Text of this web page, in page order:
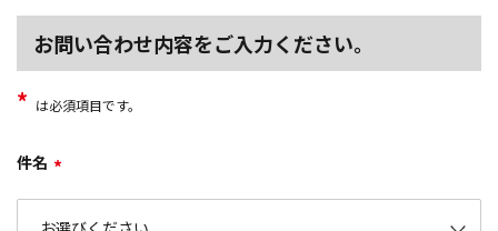
お問い合わせ内容をご入力ください。
* は必須項目です。
件名 *